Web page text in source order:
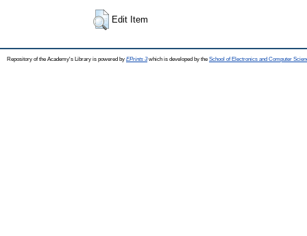
Edit Item
Repository of the Academy's Library is powered by EPrints 3which is developed by the School of Electronics and Computer